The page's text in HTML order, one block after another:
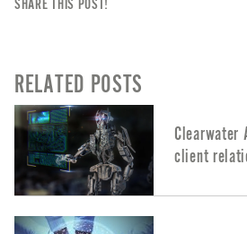
SHARE THIS POST!
RELATED POSTS
Clearwater
client